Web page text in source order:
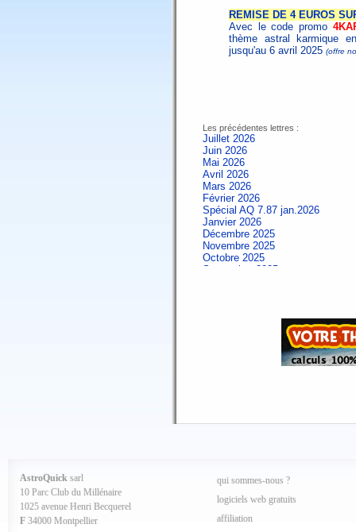
REMISE DE 4 EUROS
Avec le code promo
thème astral karmique
jusqu'au 6 avril 2025 (offre
Les précédentes lettres :
Juillet 2026
Juin 2026
Mai 2026
Avril 2026
Mars 2026
Février 2026
Spécial AQ 7.87 jan.2026
Janvier 2026
Décembre 2025
Novembre 2025
Octobre 2025
Septembre 2025
Spécial AQ 7.84 jan.2025
Septembre 2024
Avril 2024
Mars 2024
Février 2024
Janvier 2024
AstroQuick sarl
10 Parc Club du Millénaire
1025 avenue Henri Becquerel
F 34000 Montpellier
qui sommes-nous ?
logiciels web gratuits
affiliation